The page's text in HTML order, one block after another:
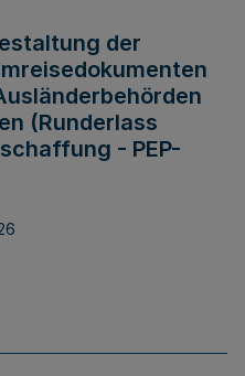
der
(Runderlass
- PEP-